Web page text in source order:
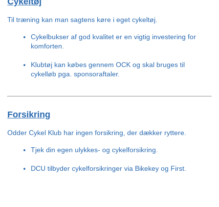
Til træning kan man sagtens køre i eget cykeltøj.
Cykelbukser af god kvalitet er en vigtig investering for
komforten.
Klubtøj kan købes gennem OCK og skal bruges til
cykelløb pga. sponsoraftaler.
Forsikring
Odder Cykel Klub har ingen forsikring, der dækker ryttere.
Tjek din egen ulykkes- og cykelforsikring.
DCU tilbyder cykelforsikringer via Bikekey og First.